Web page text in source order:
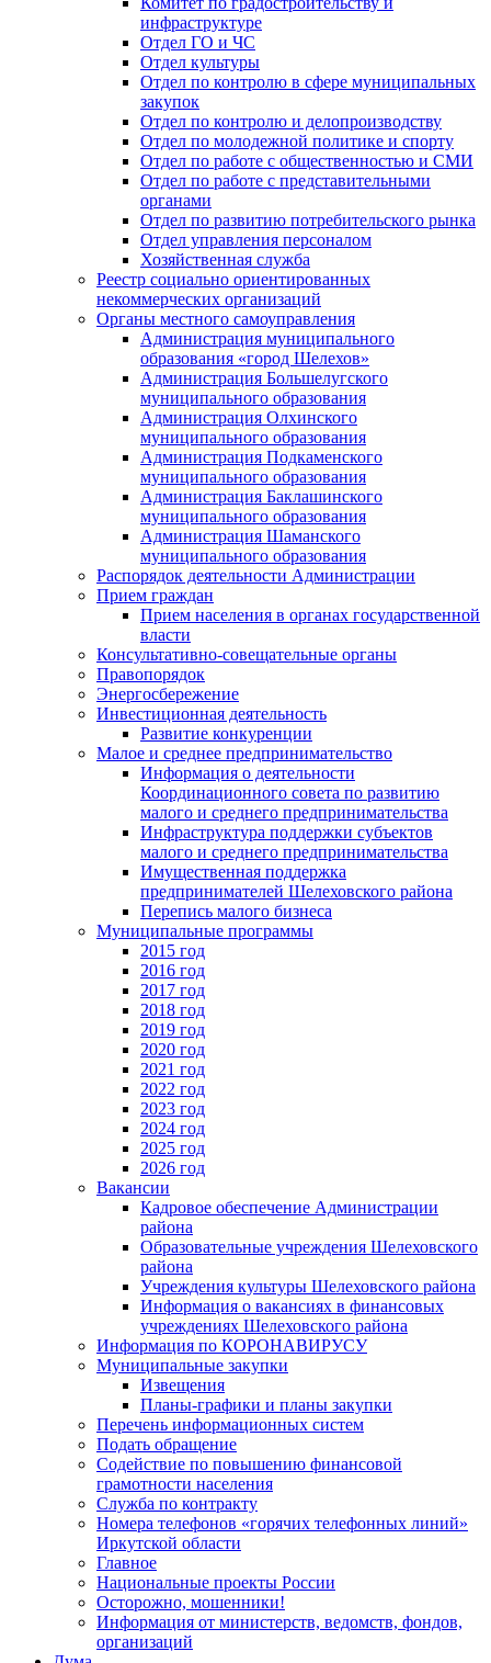
инфраструктуре
Отдел ГО и ЧС
Отдел культуры
Отдел по контролю в сфере муниципальных
закупок
Отдел по контролю и делопроизводству
Отдел по молодежной политике и спорту
Отдел по работе с общественностью и СМИ
Отдел по работе с представительными
органами
Отдел по развитию потребительского рынка
Отдел управления персоналом
Хозяйственная служба
Реестр социально ориентированных
некоммерческих организаций
Органы местного самоуправления
Администрация муниципального
образования «город Шелехов»
Администрация Большелугского
муниципального образования
Администрация Олхинского
муниципального образования
Администрация Подкаменского
муниципального образования
Администрация Баклашинского
муниципального образования
Администрация Шаманского
муниципального образования
Распорядок деятельности Администрации
Прием граждан
Прием населения в органах государственной
власти
Консультативно-совещательные органы
Правопорядок
Энергосбережение
Инвестиционная деятельность
Развитие конкуренции
Малое и среднее предпринимательство
Информация о деятельности
Координационного совета по развитию
малого и среднего предпринимательства
Инфраструктура поддержки субъектов
малого и среднего предпринимательства
Имущественная поддержка
предпринимателей Шелеховского района
Перепись малого бизнеса
Муниципальные программы
2015 год
2016 год
2017 год
2018 год
2019 год
2020 год
2021 год
2022 год
2023 год
2024 год
2025 год
2026 год
Вакансии
Кадровое обеспечение Администрации
района
Образовательные учреждения Шелеховского
района
Учреждения культуры Шелеховского района
Информация о вакансиях в финансовых
учреждениях Шелеховского района
Информация по КОРОНАВИРУСУ
Муниципальные закупки
Извещения
Планы-графики и планы закупки
Перечень информационных систем
Подать обращение
Содействие по повышению финансовой
грамотности населения
Служба по контракту
Номера телефонов «горячих телефонных линий»
Иркутской области
Главное
Национальные проекты России
Осторожно, мошенники!
Информация от министерств, ведомств, фондов,
организаций